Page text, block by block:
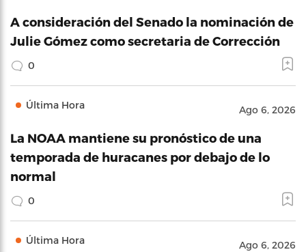
A consideración del Senado la nominación de
Julie Gómez como secretaria de Corrección
0
Última Hora Ago 6, 2026
La NOAA mantiene su pronóstico de una
temporada de huracanes por debajo de lo
normal
0
Última Hora Ago 6, 2026